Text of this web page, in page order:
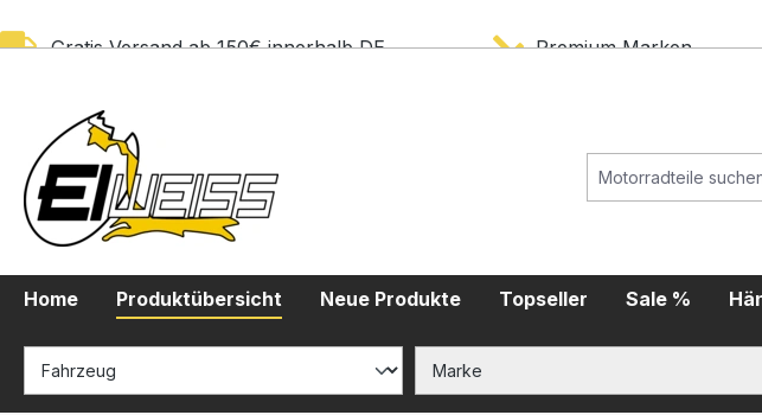
Gratis Versand ab 150€ innerhalb DE Premium Marken
Home Produktübersicht Neue Produkte Topseller Sale %